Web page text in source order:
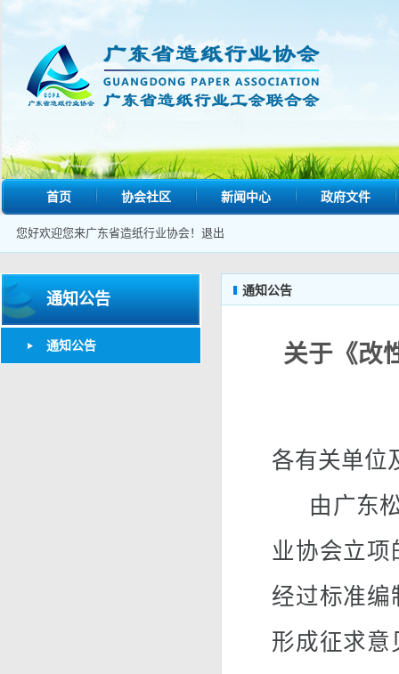
首页 协会社区 新闻中心 政府文件
您好欢迎您来广东省造纸行业协会！ 退出
通知公告
通知公告
通知公告
关于《改
各有关单位
由广东松
业协会立
经过标准编
形成征求意